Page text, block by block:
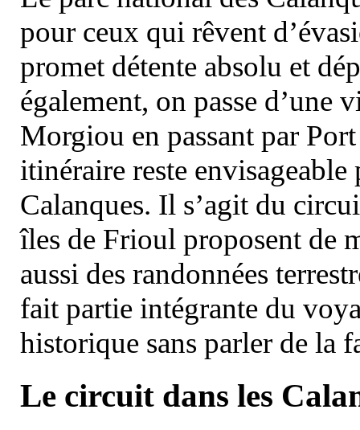
pour ceux qui rêvent
promet détente absolu et
également, on passe d’une
Morgiou en passant par
itinéraire reste
Calanques. Il s’agit du
îles de Frioul proposent de
aussi des randonnées
fait partie intégrante du
historique sans parler de la
Le circuit dans les